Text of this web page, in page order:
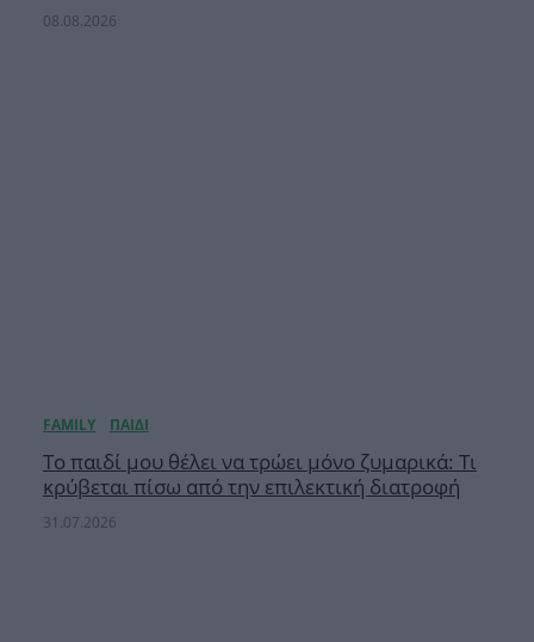
08.08.2026
Το παιδί μου θέλει να τρώει μόνο ζυμαρικά: Τι
κρύβεται πίσω από την επιλεκτική διατροφή
31.07.2026